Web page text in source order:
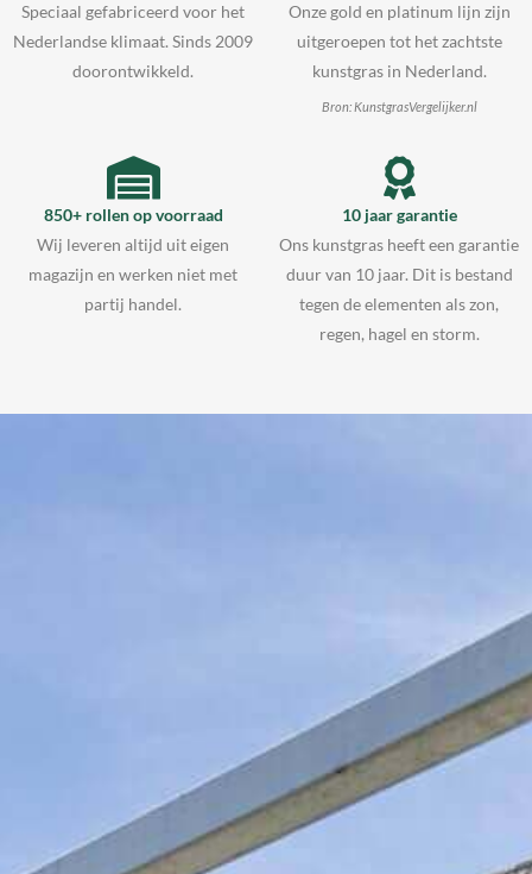
Speciaal gefabriceerd voor het
Nederlandse klimaat. Sinds 2009
doorontwikkeld.
Onze gold en platinum lijn zijn
uitgeroepen tot het zachtste
kunstgras in Nederland.
Bron: KunstgrasVergelijker.nl
850+ rollen op voorraad
Wij leveren altijd uit eigen
magazijn en werken niet met
partij handel.
10 jaar garantie
Ons kunstgras heeft een garantie
duur van 10 jaar. Dit is bestand
tegen de elementen als zon,
regen, hagel en storm.